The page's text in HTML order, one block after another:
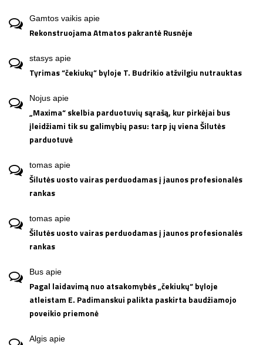
Gamtos vaikis apie
Rekonstruojama Atmatos pakrantė Rusnėje
stasys apie
Tyrimas “čekiukų” byloje T. Budrikio atžvilgiu nutrauktas
Nojus apie
„Maxima“ skelbia parduotuvių sąrašą, kur pirkėjai bus
įleidžiami tik su galimybių pasu: tarp jų viena Šilutės
parduotuvė
tomas apie
Šilutės uosto vairas perduodamas į jaunos profesionalės
rankas
tomas apie
Šilutės uosto vairas perduodamas į jaunos profesionalės
rankas
Bus apie
Pagal laidavimą nuo atsakomybės „čekiukų“ byloje
atleistam E. Padimanskui palikta paskirta baudžiamojo
poveikio priemonė
Algis apie